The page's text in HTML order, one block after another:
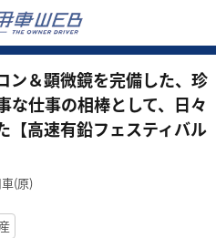
ン＆顕微鏡を完備した、珍
な仕事の相棒として、日々
【高速有鉛フェスティバル
(原)